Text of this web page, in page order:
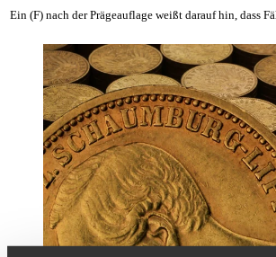
Ein (F) nach der Prägeauflage weißt darauf hin, dass